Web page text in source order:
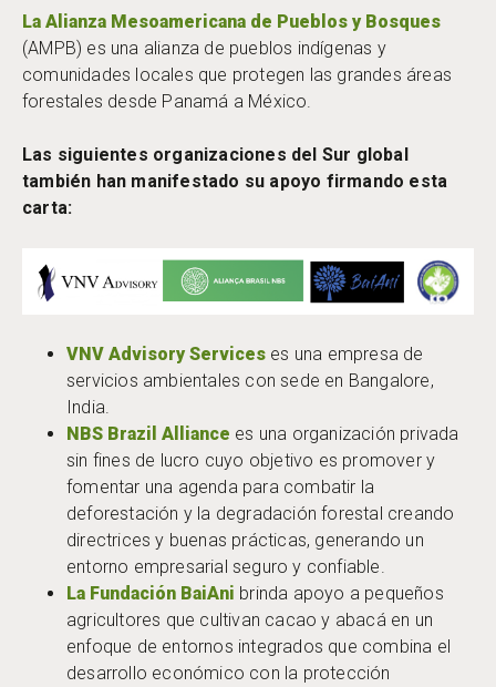
La Alianza Mesoamericana de Pueblos y Bosques
(AMPB) es una alianza de pueblos indígenas y
comunidades locales que protegen las grandes áreas
forestales desde Panamá a México.
Las siguientes organizaciones del Sur global
también han manifestado su apoyo firmando esta
carta:
VNV Advisory Services es una empresa de
servicios ambientales con sede en Bangalore,
India.
NBS Brazil Alliance es una organización privada
sin fines de lucro cuyo objetivo es promover y
fomentar una agenda para combatir la
deforestación y la degradación forestal creando
directrices y buenas prácticas, generando un
entorno empresarial seguro y confiable.
La Fundación BaiAni brinda apoyo a pequeños
agricultores que cultivan cacao y abacá en un
enfoque de entornos integrados que combina el
desarrollo económico con la protección